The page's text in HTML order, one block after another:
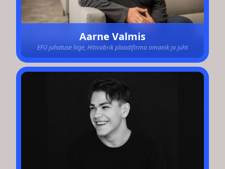
Aarne Valmis
EFÜ juhatuse liige, Hitivabrik plaadifirma omanik ja juht